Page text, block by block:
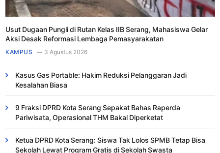
Usut Dugaan Pungli di Rutan Kelas IIB Serang, Mahasiswa Gelar
Aksi Desak Reformasi Lembaga Pemasyarakatan
KAMPUS 3 Agustus 2026
Kasus Gas Portable: Hakim Reduksi Pelanggaran Jadi
Kesalahan Biasa ​
9 Fraksi DPRD Kota Serang Sepakat Bahas Raperda
Pariwisata, Operasional THM Bakal Diperketat
Ketua DPRD Kota Serang: Siswa Tak Lolos SPMB Tetap Bisa
Sekolah Lewat Program Gratis di Sekolah Swasta